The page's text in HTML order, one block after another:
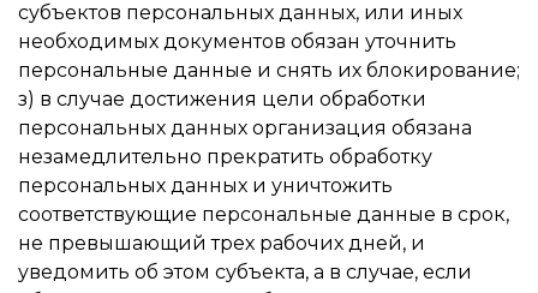
субъектов персональных данных, или иных
необходимых документов обязан уточнить
персональные данные и снять их блокирование;
з) в случае достижения цели обработки
персональных данных организация обязана
незамедлительно прекратить обработку
персональных данных и уничтожить
соответствующие персональные данные в срок,
не превышающий трех рабочих дней, и
уведомить об этом субъекта, а в случае, если